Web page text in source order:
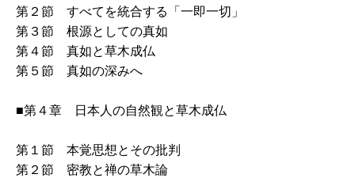
第２節 すべてを統合する「一即一切」
第３節 根源としての真如
第４節 真如と草木成仏
第５節 真如の深みへ
■第４章 日本人の自然観と草木成仏
第１節 本覚思想とその批判
第２節 密教と禅の草木論